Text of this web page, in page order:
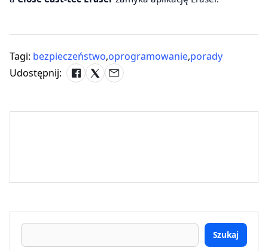
Tagi: bezpieczeństwo,oprogramowanie,porady
Udostępnij:
Szukaj